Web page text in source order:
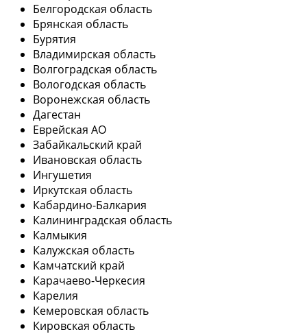
Белгородская область
Брянская область
Бурятия
Владимирская область
Волгоградская область
Вологодская область
Воронежская область
Дагестан
Еврейская АО
Забайкальский край
Ивановская область
Ингушетия
Иркутская область
Кабардино-Балкария
Калининградская область
Калмыкия
Калужская область
Камчатский край
Карачаево-Черкесия
Карелия
Кемеровская область
Кировская область